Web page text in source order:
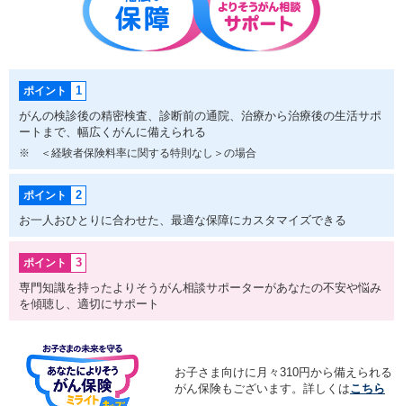
ポイント
1
がんの検診後の精密検査、診断前の通院、治療から治療後の生活サポ
ートまで、幅広くがんに備えられる
※ ＜経験者保険料率に関する特則なし＞の場合
ポイント
2
お一人おひとりに合わせた、最適な保障にカスタマイズできる
ポイント
3
専門知識を持ったよりそうがん相談サポーターがあなたの不安や悩み
を傾聴し、適切にサポート
お子さま向けに月々310円から備えられる
がん保険もございます。詳しくはこちら